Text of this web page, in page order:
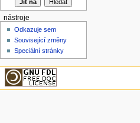
nástroje
Odkazuje sem
Související změny
Speciální stránky